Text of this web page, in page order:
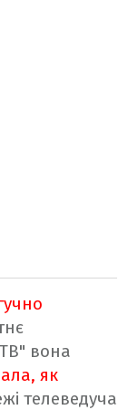
вона
як
телеведуча